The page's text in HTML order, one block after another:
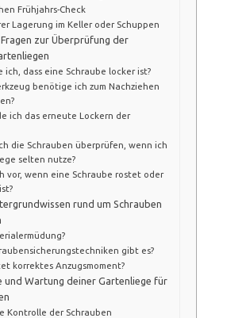
Frühjahrs-Check
Lagerung im Keller oder Schuppen
zur Überprüfung der
ich, dass eine Schraube locker ist?
benötige ich zum Nachziehen
ich das erneute Lockern der
die Schrauben überprüfen, wenn ich
selten nutze?
vor, wenn eine Schraube rostet oder
rund um Schrauben
gibt es?
korrektes Anzugsmoment?
und Wartung deiner Gartenliege für
Kontrolle der Schrauben